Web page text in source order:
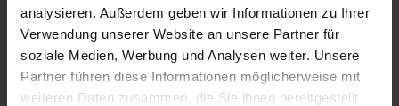
analysieren. Außerdem geben wir Informationen zu Ihrer
Verwendung unserer Website an unsere Partner für
soziale Medien, Werbung und Analysen weiter. Unsere
Partner führen diese Informationen möglicherweise mit
weiteren Daten zusammen, die Sie ihnen bereitgestellt
Folgende Infos zum Hersteller sind verfübar......more
More articles from +++ PolarPro +++ look at